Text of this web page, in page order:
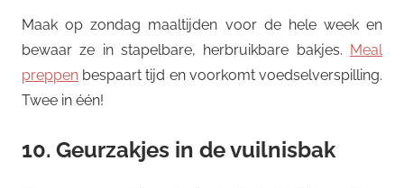
Maak op zondag maaltijden voor de hele week en
bewaar ze in stapelbare, herbruikbare bakjes. Meal
preppen bespaart tijd en voorkomt voedselverspilling.
Twee in één!
10. Geurzakjes in de vuilnisbak